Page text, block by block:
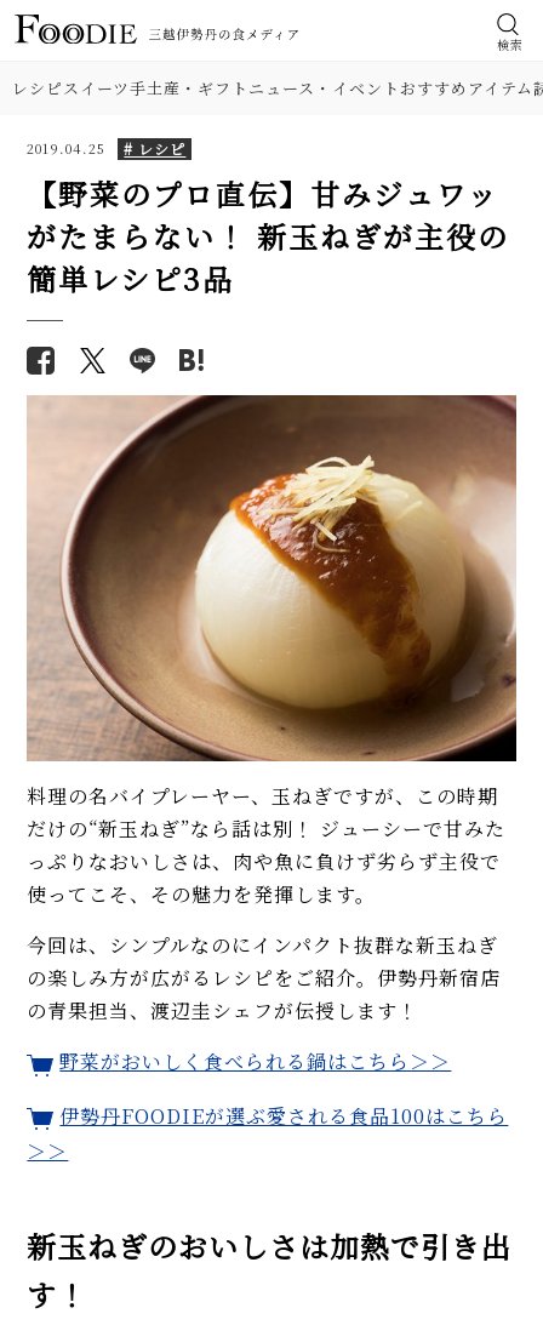
検索
レシピスイーツ手土産・ギフト ニュース・イベントおすすめアイテム
2019.04.25 # レシピ
【野菜のプロ直伝】甘みジュワッ
がたまらない！ 新玉ねぎが主役の
簡単レシピ3品
料理の名バイプレーヤー、玉ねぎですが、この時期
だけの“新玉ねぎ”なら話は別！ ジューシーで甘みた
っぷりなおいしさは、肉や魚に負けず劣らず主役で
使ってこそ、その魅力を発揮します。
今回は、シンプルなのにインパクト抜群な新玉ねぎ
の楽しみ方が広がるレシピをご紹介。伊勢丹新宿店
の青果担当、渡辺圭シェフが伝授します！
野菜がおいしく食べられる鍋はこちら＞＞
伊勢丹FOODIEが選ぶ愛される食品100はこちら
＞＞
新玉ねぎのおいしさは加熱で引き出
す！
【本格】韓国料理店「石焼きビ
ビンパ」人気レシピ。具材のナム
目！
ちゃん焼き」人気レシピ。味噌
だれとバターが美味！
シャキシャキ食感！ 舞茸（きの
こ）ご飯の人気レシピ。炊き込
み＆混ぜ込み2品を紹介
韓国料理店の本格「チャプチ
ェ」人気レシピ。プロの味付
け、春雨使いでご馳走になる！
【まとめ】きのこ料理の人気レ
シピ。椎茸、えのき茸、マッシ
ュルーム、松茸、ポルチーニ
【ルウなし】牛肉とトマトの
「ハヤシライス」プロのレシ
ピ。家庭の調味料で作れます！
おもてなし料理になる⁉ 鮭のホ
理、包み方に意外な技があっ
た！
【コンソメ＆トマト缶不要】濃
菜の旨みを引き出す煮込みにプ
味噌汁の基本の作り方。赤・白
【初心者必見】鶏肉のトマト煮
レシピ。意外と知らない下処理
食材
肉
野菜
料理の種類
調理法
イベント・ピックアップ
【基本の塩分18%】手作り梅干
しのレシピ（作り方）。初めて
【プロが解説】らっきょうの漬
け方。「甘酢漬け」と「塩漬
け」2つのレシピ
【シェフ直伝】ジェノベーゼソ
ースのレシピ。意外なコツはオ
リーブ油を使わないこと!?
柚子胡椒（ゆずこしょう）の自
家製レシピ。市販品では味わえ
ないフレッシュさ！
【基本】とうもろこしのゆで
方。甘さを120%引き出すには、
水から皮付き＆時間をかけて加
熱が正解！
【初心者必見】干さない、シソ
不要！ 昔ながらの塩漬け梅干し
の簡単な作り方
爽快！
MORE